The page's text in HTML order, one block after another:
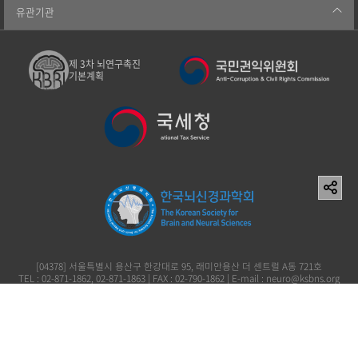
유관기관
제 3차 뇌연구촉진
기본계획
[04378] 서울특별시 용산구 한강대로 95, 래미안용산 더 센트럴 A동 721호
TEL : 02-871-1862, 02-871-1863 | FAX : 02-790-1862 | E-mail : neuro@ksbns.org